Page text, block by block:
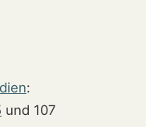
:
und 107